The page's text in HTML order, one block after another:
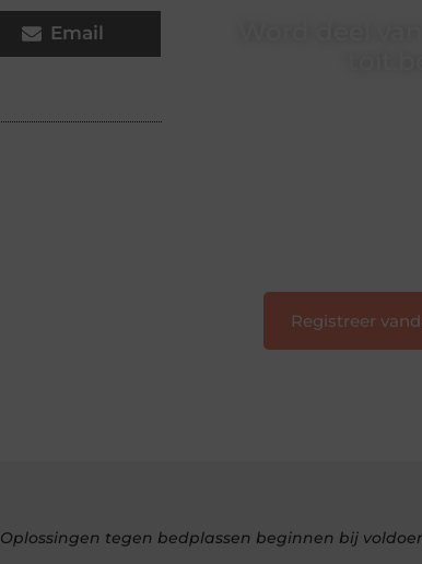
Email
Registreer
Oplossingen tegen bedplassen beginnen bij